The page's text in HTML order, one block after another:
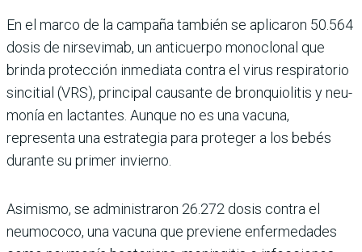
En el marco de la campaña también se aplicaron 50.564
dosis de nirsevimab, un anticuerpo monoclonal que
brinda protección inmediata contra el virus respiratorio
sincitial (VRS), principal cau­sante de bronquiolitis y neu­
monía en lactantes. Aunque no es una vacuna,
representa una estrategia para proteger a los bebés
durante su primer invierno.
Asimismo, se administra­ron 26.272 dosis contra el
neumococo, una vacuna que previene enfermedades